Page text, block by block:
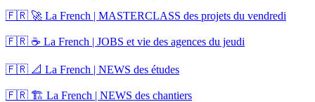
🇫🇷 🚀 La French | MASTERCLASS des projets du vendredi
🇫🇷 ☕ La French | JOBS et vie des agences du jeudi
🇫🇷 📐 La French | NEWS des études
🇫🇷 🏗️ La French | NEWS des chantiers